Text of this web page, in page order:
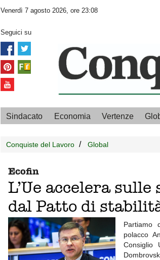
Venerdì 7 agosto 2026, ore 23:08
Seguici su
Sindacato Economia Vertenze
Conquiste del Lavoro Global
Ecofin
L’Ue accelera
dal Patto di
Partiamo
polacco
Consiglio